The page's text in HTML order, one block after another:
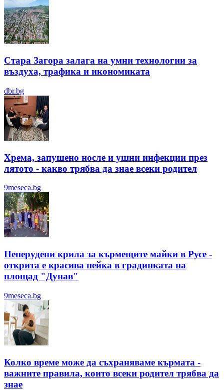
Стара Загора залага на умни технологии за
въздуха, трафика и икономиката
dbr.bg
Хрема, запушено носле и ушни инфекции през
лятотo - какво трябва да знае всеки родител
9meseca.bg
Пеперудени крила за кърмещите майки в Русе -
открита е красива пейка в градинката на
площад "Дунав"
9meseca.bg
Колко време може да съхраняваме кърмата -
важните правила, които всеки родител трябва да
знае